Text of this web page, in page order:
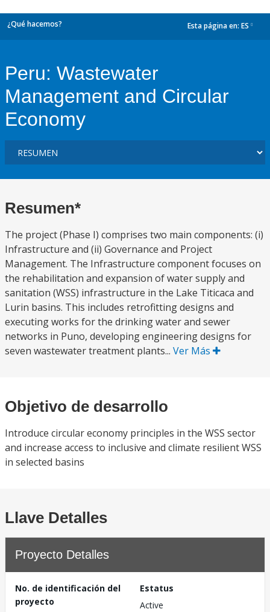
¿Qué hacemos? Esta página en: ES
Peru: Wastewater
Management and Circular
Economy
Resumen*
The project (Phase I) comprises two main components: (i)
Infrastructure and (ii) Governance and Project
Management. The Infrastructure component focuses on
the rehabilitation and expansion of water supply and
sanitation (WSS) infrastructure in the Lake Titicaca and
Lurin basins. This includes retrofitting designs and
executing works for the drinking water and sewer
networks in Puno, developing engineering designs for
seven wastewater treatment plants... Ver Más
Objetivo de desarrollo
Introduce circular economy principles in the WSS sector
and increase access to inclusive and climate resilient WSS
in selected basins
Llave Detalles
Proyecto Detalles
No. de identificación del
proyecto
Estatus
Active